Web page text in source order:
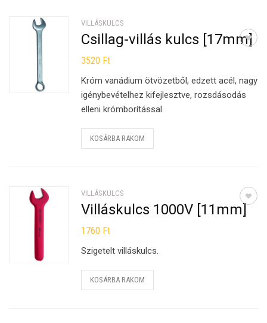
VILLÁSKULCS
Csillag-villás kulcs [17mm]
3520 Ft
Króm vanádium ötvözetből, edzett acél, nagy
igénybevételhez kifejlesztve, rozsdásodás
elleni krómborítással.
KOSÁRBA RAKOM
VILLÁSKULCS
Villáskulcs 1000V [11mm]
1760 Ft
Szigetelt villáskulcs.
KOSÁRBA RAKOM